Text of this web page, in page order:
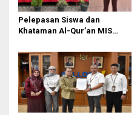
Pelepasan Siswa dan
Khataman Al-Qur’an MIS
Berlangsung Khidmat